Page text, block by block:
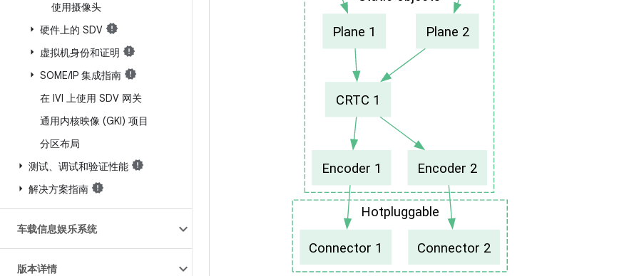
使用摄像头
硬件上的 SDV
虚拟机身份和证明
SOME/IP 集成指南
在 IVI 上使用 SDV 网关
通用内核映像 (GKI) 项目
分区布局
测试、调试和验证性能
解决方案指南
车载信息娱乐系统
版本详情